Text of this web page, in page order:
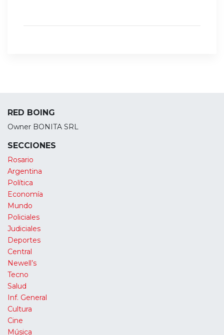
RED BOING
Owner BONITA SRL
SECCIONES
Rosario
Argentina
Política
Economía
Mundo
Policiales
Judiciales
Deportes
Central
Newell’s
Tecno
Salud
Inf. General
Cultura
Cine
Música